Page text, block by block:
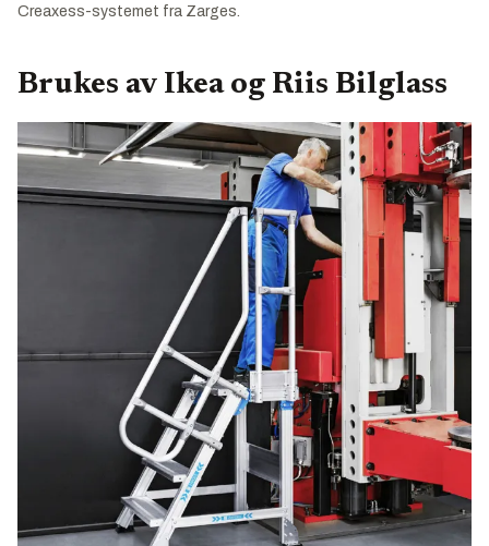
Creaxess-systemet fra Zarges.
Brukes av Ikea og Riis Bilglass